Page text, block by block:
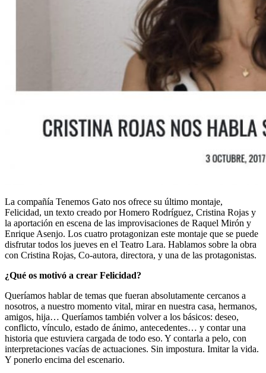
La compañía Tenemos Gato nos ofrece su último montaje,
Felicidad, un texto creado por Homero Rodríguez, Cristina Rojas y
la aportación en escena de las improvisaciones de Raquel Mirón y
Enrique Asenjo. Los cuatro protagonizan este montaje que se puede
disfrutar todos los jueves en el Teatro Lara. Hablamos sobre la obra
con Cristina Rojas, Co-autora, directora, y una de las protagonistas.
¿Qué os motivó a crear Felicidad?
Queríamos hablar de temas que fueran absolutamente cercanos a
nosotros, a nuestro momento vital, mirar en nuestra casa, hermanos,
amigos, hija… Queríamos también volver a los básicos: deseo,
conflicto, vínculo, estado de ánimo, antecedentes… y contar una
historia que estuviera cargada de todo eso. Y contarla a pelo, con
interpretaciones vacías de actuaciones. Sin impostura. Imitar la vida.
Y ponerlo encima del escenario.